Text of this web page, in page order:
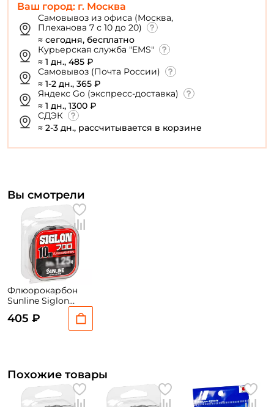
Ваш город: г. Москва
Самовывоз из офиса (Москва,
Плеханова 7 с 10 до 20)
≈ сегодня, бесплатно
Курьерская служба "EMS"
≈ 1 дн., 485 ₽
Самовывоз (Почта России)
≈ 1-2 дн., 365 ₽
Яндекс Go (экспресс-доставка)
≈ 1 дн., 1300 ₽
СДЭК
≈ 2-3 дн., рассчитывается в корзине
Вы смотрели
Флюорокарбон
Sunline Siglon
Fluoro 10м 0.148мм
Clear
405 ₽
Похожие товары
Повторите пароль: *
Заполняя данную форму вы соглашаетесь на обработку
персональных данных
Создать аккаунт
У меня уже есть аккаунт